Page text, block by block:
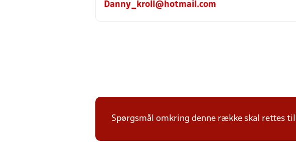
Danny_kroll@hotmail.com
Spørgsmål omkring denne række skal rettes